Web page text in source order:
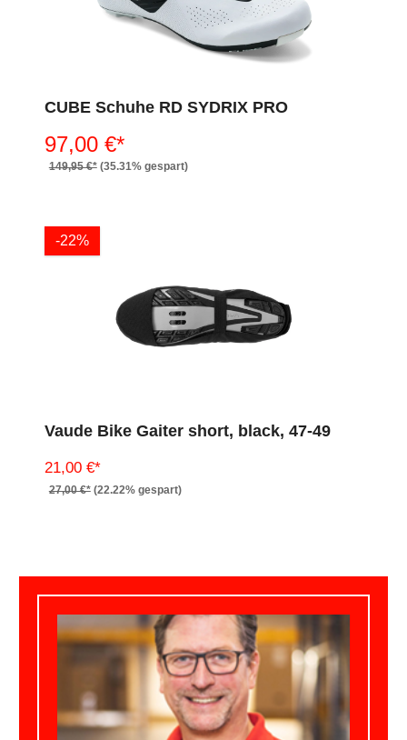
CUBE Schuhe RD SYDRIX PRO
97,00 €*
149,95 €* (35.31% gespart)
-22%
Vaude Bike Gaiter short, black, 47-49
21,00 €*
27,00 €* (22.22% gespart)